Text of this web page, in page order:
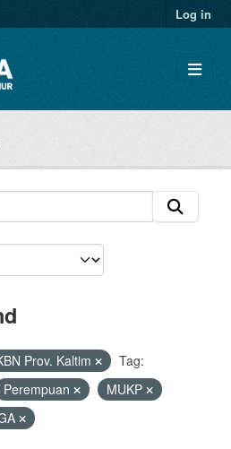
Log in
Prov. Kaltim
Tag:
Perempuan
MUKP